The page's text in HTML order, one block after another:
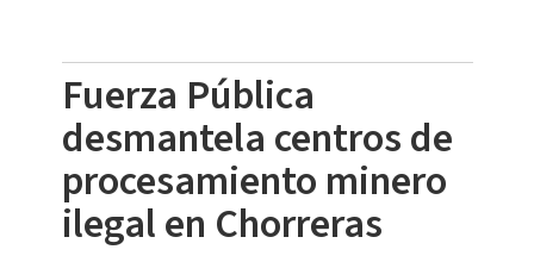
Fuerza Pública
desmantela centros de
procesamiento minero
ilegal en Chorreras